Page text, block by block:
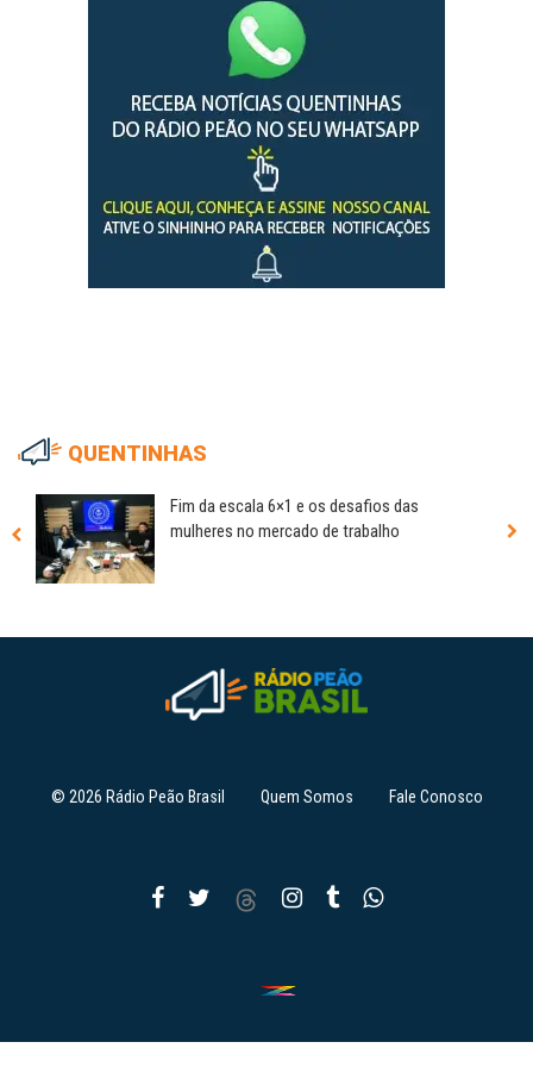
QUENTINHAS
Fim da escala 6×1 e os desafios das
mulheres no mercado de trabalho
© 2026 Rádio Peão Brasil Quem Somos Fale Conosco